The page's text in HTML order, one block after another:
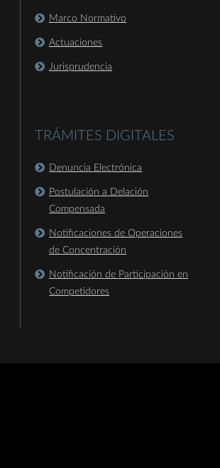
Marco Normativo
Actuaciones
Jurisprudencia
TRÁMITES DIGITALES
Denuncia Electrónica
Postulación a Delación
Compensada
Notificaciones de Operaciones
de Concentración
Notificación de Participación en
Competidores